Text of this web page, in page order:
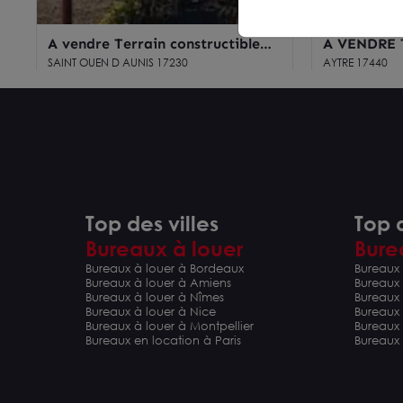
A vendre Terrain constructible
3162 m2
SAINT OUEN D AUNIS 17230
A
497 m2 -
AYTRE 17440
Top des villes
Bureaux à louer
Bureaux à louer à Bordeaux
Bureaux à louer à Amiens
Bureaux à louer à Nîmes
Bureaux à louer à Nice
Bureaux à louer à Montpellier
Bureaux en location à Paris
Top